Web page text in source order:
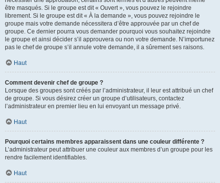
être masqués. Si le groupe est dit « Ouvert », vous pouvez le rejoindre
librement. Si le groupe est dit « À la demande », vous pouvez rejoindre le
groupe mais votre demande nécessitera d’être approuvée par un chef de
groupe. Ce dernier pourra vous demander pourquoi vous souhaitez rejoindre
le groupe et ainsi décider s’il approuvera ou non votre demande. N’importunez
pas le chef de groupe s’il annule votre demande, il a sûrement ses raisons.
Haut
Comment devenir chef de groupe ?
Lorsque des groupes sont créés par l’administrateur, il leur est attribué un chef
de groupe. Si vous désirez créer un groupe d’utilisateurs, contactez
l’administrateur en premier lieu en lui envoyant un message privé.
Haut
Pourquoi certains membres apparaissent dans une couleur différente ?
L’administrateur peut attribuer une couleur aux membres d’un groupe pour les
rendre facilement identifiables.
Haut